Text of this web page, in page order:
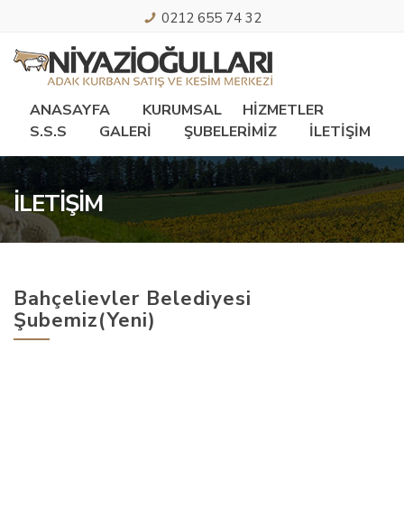
0212 655 74 32
ANASAYFA KURUMSAL
HİZMETLER
S.S.S
GALERİ ŞUBELERİMİZ İLETİŞİM
İLETİŞİM
Bahçelievler Belediyesi
Şubemiz(Yeni)